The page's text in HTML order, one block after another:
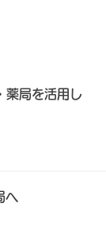
薬局を活用し
へ